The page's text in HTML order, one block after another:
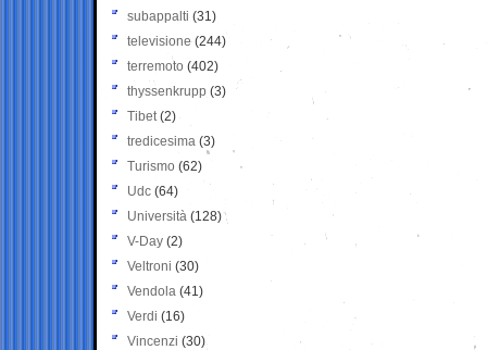
subappalti (31)
televisione(244)
terremoto (402)
thyssenkrupp (3)
Tibet(2)
tredicesima (3)
Turismo (62)
Udc (64)
Università (128)
V-Day (2)
Veltroni (30)
Vendola (41)
Verdi (16)
Vincenzi (30)